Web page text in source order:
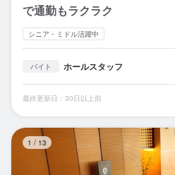
で通勤もラクラク
シニア・ミドル活躍中
バイト ホールスタッフ
最終更新日：30日以上前
1 / 13